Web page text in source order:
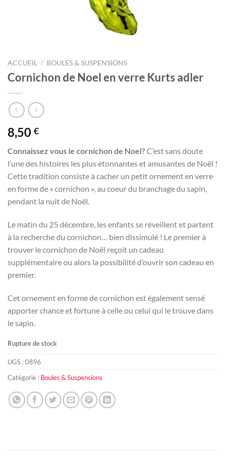
ACCUEIL / BOULES & SUSPENSIONS
Cornichon de Noel en verre Kurts adler
8,50 €
Connaissez vous le cornichon de Noel?C’est sans doute
l’une des histoires les plus étonnantes et amusantes de Noël !
Cette tradition consiste à cacher un petit ornement en verre
en forme de « cornichon », au coeur du branchage du sapin,
pendant la nuit de Noël.
Le matin du 25 décembre, les enfants se réveillent et partent
à la recherche du cornichon… bien dissimulé ! Le premier à
trouver le cornichon de Noël reçoit un cadeau
supplémentaire ou alors la possibilité d’ouvrir son cadeau en
premier.
Cet ornement en forme de cornichon est également sensé
apporter chance et fortune à celle ou celui qui le trouve dans
le sapin.
Rupture de stock
UGS :0896
Catégorie : Boules & Suspensions